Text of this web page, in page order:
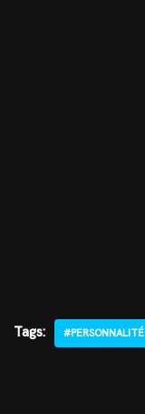
Tags: #PERSONNALITÉ